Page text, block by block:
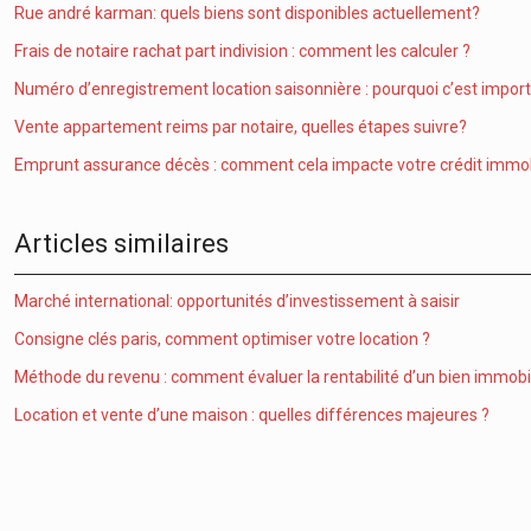
Rue andré karman: quels biens sont disponibles actuellement?
Frais de notaire rachat part indivision : comment les calculer ?
Numéro d’enregistrement location saisonnière : pourquoi c’est
Vente appartement reims par notaire, quelles étapes suivre?
Emprunt assurance décès : comment cela impacte votre crédit
Articles similaires
Marché international: opportunités d’investissement à saisir
Consigne clés paris, comment optimiser votre location ?
Méthode du revenu : comment évaluer la rentabilité d’un bien
Location et vente d’une maison : quelles différences majeures ?